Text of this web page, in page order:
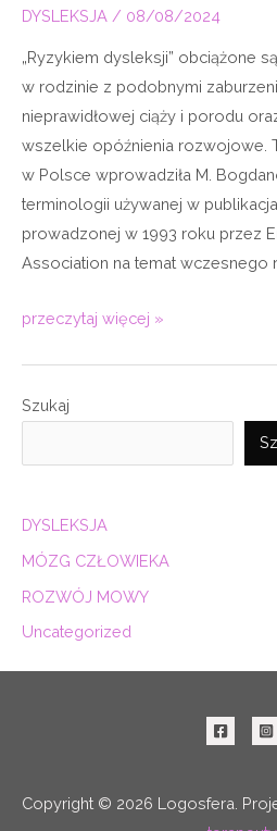
DYSLEKSJA / 08/08/2024
„Ryzykiem dysleksji” obciążone
w rodzinie z podobnymi
nieprawidłowej ciąży i porodu
wszelkie opóźnienia rozwojowe.
w Polsce wprowadziła M.
terminologii używanej w
prowadzonej w 1993 roku przez
Association na temat wczesnego
przeczytaj więcej »
Szukaj
DYSLEKSJA
MÓZG CZŁOWIEKA
ROZWÓJ MOWY
Uncategorized
Copyright © 2026 Logosfera.